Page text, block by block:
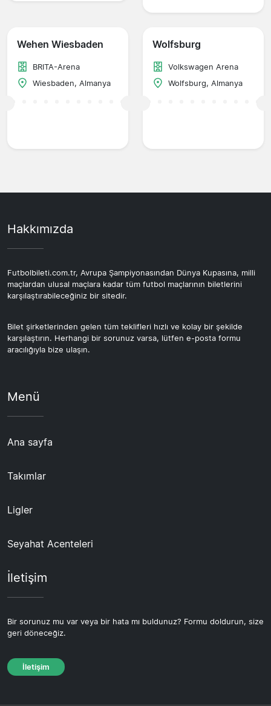
Wehen Wiesbaden
BRITA-Arena
Wiesbaden, Almanya
Wolfsburg
Volkswagen Arena
Wolfsburg, Almanya
Hakkımızda
Futbolbileti.com.tr, Avrupa Şampiyonasından Dünya Kupasına, milli
maçlardan ulusal maçlara kadar tüm futbol maçlarının biletlerini
karşılaştırabileceğiniz bir sitedir.
Bilet şirketlerinden gelen tüm teklifleri hızlı ve kolay bir şekilde
karşılaştırın. Herhangi bir sorunuz varsa, lütfen e-posta formu
aracılığıyla bize ulaşın.
Menü
Ana sayfa
Takımlar
Ligler
Seyahat Acenteleri
İletişim
Bir sorunuz mu var veya bir hata mı buldunuz? Formu doldurun, size
geri döneceğiz.
İletişim